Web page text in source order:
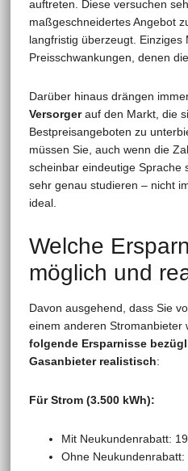
auftreten. Diese versuchen
maßgeschneidertes Angebot
langfristig überzeugt. Einziges
Preisschwankungen, denen
Darüber hinaus drängen
Versorgerauf den Markt, die
Bestpreisangeboten zu
müssen Sie, auch wenn die
scheinbar eindeutige Sprache
sehr genau studieren – nicht
ideal.
Welche
möglich und
Davon ausgehend, dass Sie
einem anderen Stromanbieter
folgende Ersparnisse
Gasanbieter realistisch:
Für Strom (3.500 kWh):
Mit Neukundenrabatt:
Ohne